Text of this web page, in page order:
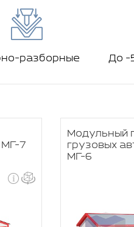
разборные До -
МГ-7
Модульный
грузовых
МГ-6